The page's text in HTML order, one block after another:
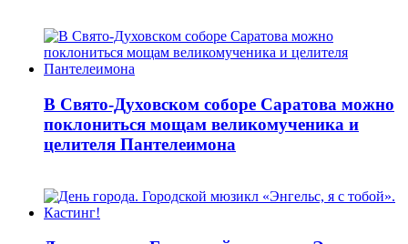
В Свято-Духовском соборе Саратова можно
поклониться мощам великомученика и
целителя Пантелеимона